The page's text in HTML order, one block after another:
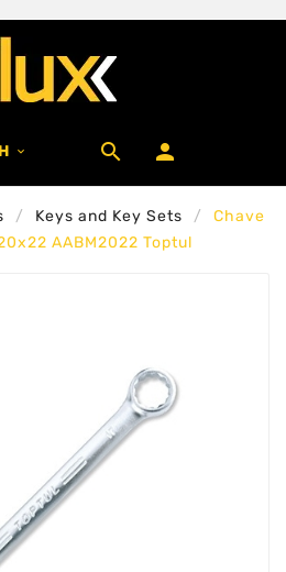
  
Keys and Key Sets
Chave
AABM2022 Toptul